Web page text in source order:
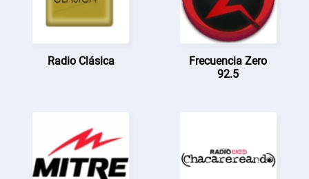
Radio Clásica
Frecuencia Zero
92.5